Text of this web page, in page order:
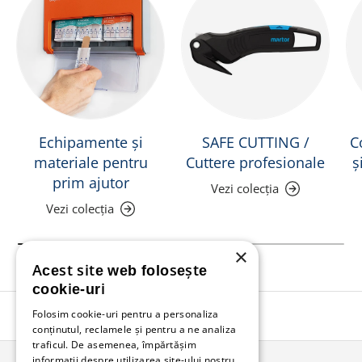
Echipamente și
materiale pentru
prim ajutor
Vezi colecția
SAFE CUTTING /
Cuttere profesionale
Vezi colecția
Înapoi în sus
×
Acest site web folosește
cookie-uri
Folosim cookie-uri pentru a personaliza
conținutul, reclamele și pentru a ne analiza
traficul. De asemenea, împărtășim